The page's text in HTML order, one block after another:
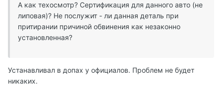
А как техосмотр? Сертификация для данного авто (не
липовая)? Не послужит - ли данная деталь при
притирании причиной обвинения как незаконно
установленная?
Устанавливал в допах у официалов. Проблем не будет
никаких.